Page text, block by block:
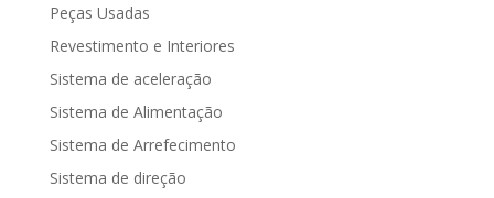
Peças Usadas
Revestimento e Interiores
Sistema de aceleração
Sistema de Alimentação
Sistema de Arrefecimento
Sistema de direção